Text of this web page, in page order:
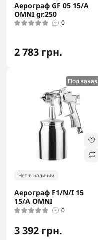
Аерограф GF 05 15/A
OMNI gr.250
0
2 783 грн.
Под заказ
Нет в наличии
Аерограф F1/N/I 15
15/A OMNI
0
3 392 грн.